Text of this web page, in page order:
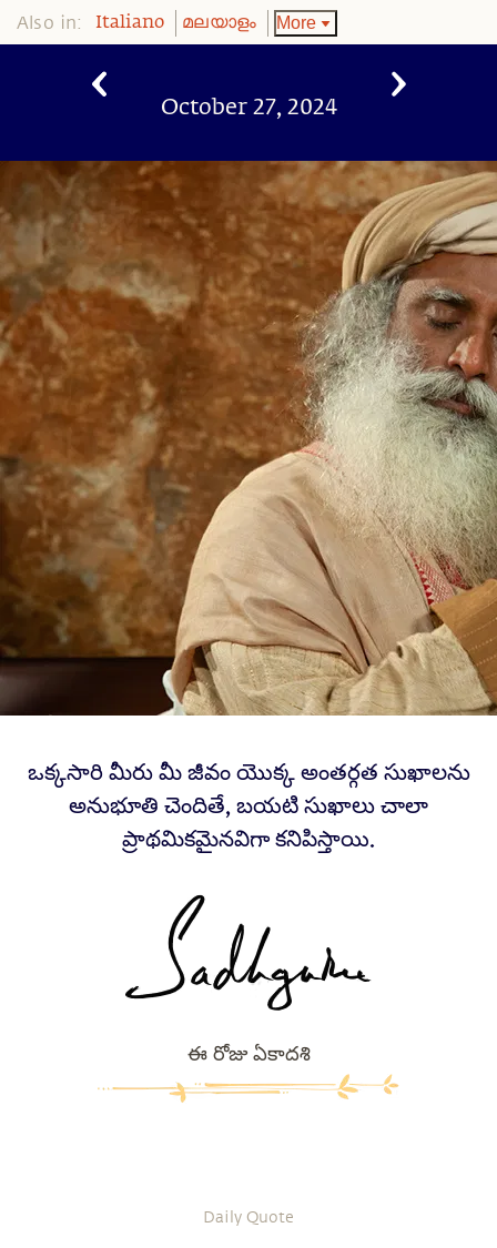
Also in: Italiano മലയാളം More
October 27, 2024
ఒక్కసారి మీరు మీ జీవం యొక్క అంతర్గత సుఖాలను
అనుభూతి చెందితే, బయటి సుఖాలు చాలా
ప్రాథమికమైనవిగా కనిపిస్తాయి.
ఈ రోజు ఏకాదశి
Daily Quote